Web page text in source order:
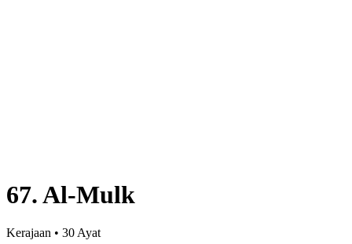
67. Al-Mulk
Kerajaan • 30 Ayat